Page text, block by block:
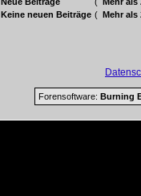
Keine neuen Beiträge ( Mehr als
Forensoftware: Burning